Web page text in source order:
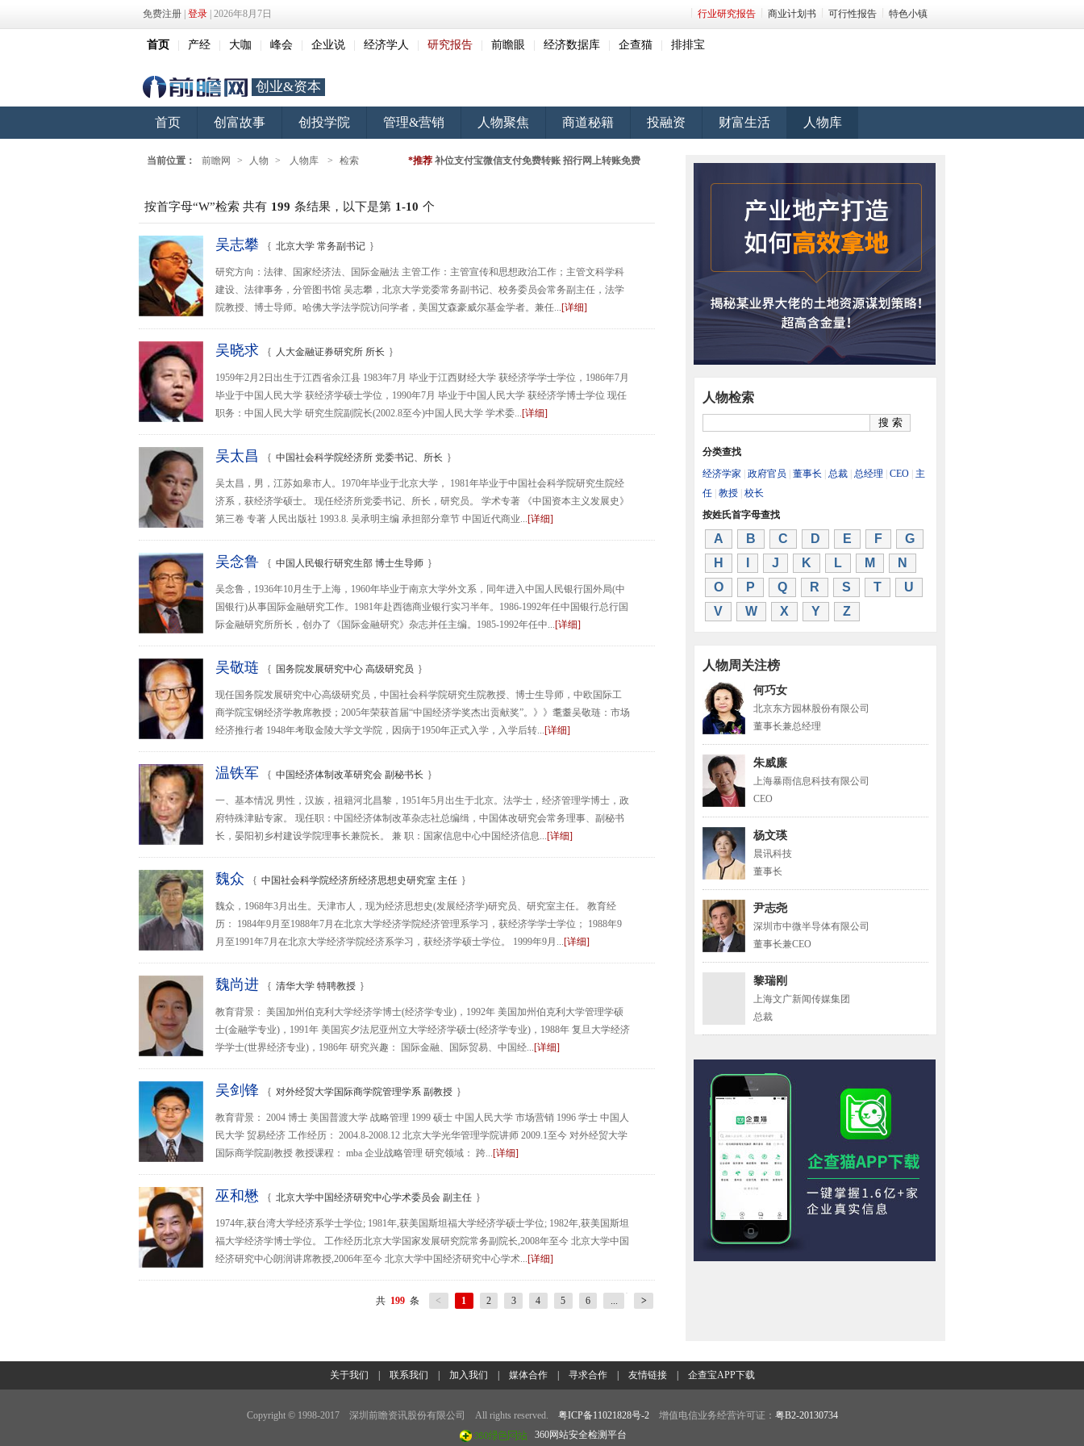
免费注册 登录 | 2026年8月7日 行业研究报告 商业计划书 可行性报告 特色小镇
首页 产经 大咖 峰会 企业说 经济学人 研究报告 前瞻眼 经济数据库 企查猫 排排宝
创业&资本
首页 创富故事 创投学院 管理&营销 人物聚焦 商道秘籍 投融资 财富生活 人物库
*推荐 补位支付宝微信支付免费转账 招行网上转账免费
当前位置： 前瞻网 > 人物 > 人物库 > 检索
按首字母“W”检索 共有 199 条结果，以下是第 1-10 个
吴志攀 { 北京大学 常务副书记 }
研究方向：法律、国家经济法、国际金融法 主管工作：主管宣传和思想政治工作；主管文科学科
建设、法律事务，分管图书馆 吴志攀，北京大学党委常务副书记、校务委员会常务副主任，法学
院教授、博士导师。哈佛大学法学院访问学者，美国艾森豪威尔基金学者。兼任...[详细]
吴晓求 { 人大金融证券研究所 所长 }
1959年2月2日出生于江西省余江县 1983年7月 毕业于江西财经大学 获经济学学士学位，1986年7月
毕业于中国人民大学 获经济学硕士学位，1990年7月 毕业于中国人民大学 获经济学博士学位 现任
职务：中国人民大学 研究生院副院长(2002.8至今)中国人民大学 学术委...[详细]
吴太昌 { 中国社会科学院经济所 党委书记、所长 }
吴太昌，男，江苏如皋市人。1970年毕业于北京大学， 1981年毕业于中国社会科学院研究生院经
济系，获经济学硕士。 现任经济所党委书记、所长，研究员。 学术专著 《中国资本主义发展史》
第三卷 专著 人民出版社 1993.8. 吴承明主编 承担部分章节 中国近代商业...[详细]
吴念鲁 { 中国人民银行研究生部 博士生导师 }
吴念鲁，1936年10月生于上海，1960年毕业于南京大学外文系，同年进入中国人民银行国外局(中
国银行)从事国际金融研究工作。1981年赴西德商业银行实习半年。1986-1992年任中国银行总行国
际金融研究所所长，创办了《国际金融研究》杂志并任主编。1985-1992年任中...[详细]
吴敬琏 { 国务院发展研究中心 高级研究员 }
现任国务院发展研究中心高级研究员，中国社会科学院研究生院教授、博士生导师，中欧国际工
商学院宝钢经济学教席教授；2005年荣获首届“中国经济学奖杰出贡献奖”。》》耄耋吴敬琏：市场
经济推行者 1948年考取金陵大学文学院，因病于1950年正式入学，入学后转...[详细]
温铁军 { 中国经济体制改革研究会 副秘书长 }
一、基本情况 男性，汉族，祖籍河北昌黎，1951年5月出生于北京。法学士，经济管理学博士，政
府特殊津贴专家。 现任职：中国经济体制改革杂志社总编缉，中国体改研究会常务理事、副秘书
长，晏阳初乡村建设学院理事长兼院长。 兼 职：国家信息中心中国经济信息...[详细]
魏众 { 中国社会科学院经济所经济思想史研究室 主任 }
魏众，1968年3月出生。天津市人，现为经济思想史(发展经济学)研究员、研究室主任。 教育经
历： 1984年9月至1988年7月在北京大学经济学院经济管理系学习，获经济学学士学位； 1988年9
月至1991年7月在北京大学经济学院经济系学习，获经济学硕士学位。 1999年9月...[详细]
魏尚进 { 清华大学 特聘教授 }
教育背景： 美国加州伯克利大学经济学博士(经济学专业)，1992年 美国加州伯克利大学管理学硕
士(金融学专业)，1991年 美国宾夕法尼亚州立大学经济学硕士(经济学专业)，1988年 复旦大学经济
学学士(世界经济专业)，1986年 研究兴趣： 国际金融、国际贸易、中国经...[详细]
吴剑锋 { 对外经贸大学国际商学院管理学系 副教授 }
教育背景： 2004 博士 美国普渡大学 战略管理 1999 硕士 中国人民大学 市场营销 1996 学士 中国人
民大学 贸易经济 工作经历： 2004.8-2008.12 北京大学光华管理学院讲师 2009.1至今 对外经贸大学
国际商学院副教授 教授课程： mba 企业战略管理 研究领域： 跨...[详细]
巫和懋 { 北京大学中国经济研究中心学术委员会 副主任 }
1974年,获台湾大学经济系学士学位; 1981年,获美国斯坦福大学经济学硕士学位; 1982年,获美国斯坦
福大学经济学博士学位。 工作经历北京大学国家发展研究院常务副院长,2008年至今 北京大学中国
经济研究中心朗润讲席教授,2006年至今 北京大学中国经济研究中心学术...[详细]
共 199 条 < 1 2 3 4 5 6 ... >
人物检索
分类查找
经济学家
政府官员 董事长 总裁 总经理 CEO
主
任 教授 校长
按姓氏首字母查找
A B C D E F
G
H
J K L M
N
O
P Q R S T
U
V
W X Y Z
人物周关注榜
何巧女
北京东方园林股份有限公司
董事长兼总经理
朱威廉
上海暴雨信息科技有限公司
CEO
杨文瑛
晨讯科技
董事长
尹志尧
深圳市中微半导体有限公司
董事长兼CEO
黎瑞刚
上海文广新闻传媒集团
总裁
关于我们 联系我们 加入我们 媒体合作| 寻求合作| 友情链接| 企查宝APP下载
Copyright © 1998-2017 深圳前瞻资讯股份有限公司 All rights reserved. 粤ICP备11021828号-2增值电信业务经营许可证： 粤B2-20130734
360网站安全检测平台